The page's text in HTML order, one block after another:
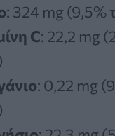
: 324 mg (9,5%
C: 22,2 mg
: 0,22 mg